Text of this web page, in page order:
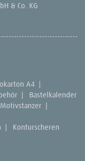
& Co. KG
A4 |
|
Bastelkalender
Motivstanzer |
| Konturscheren